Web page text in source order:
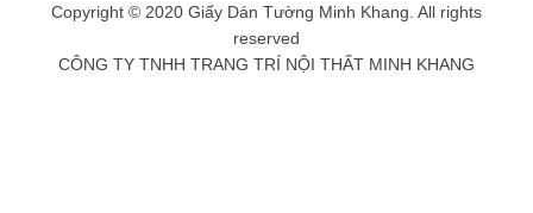
Copyright © 2020 Giấy Dán Tường Minh Khang. All rights
reserved
CÔNG TY TNHH TRANG TRÍ NỘI THẤT MINH KHANG